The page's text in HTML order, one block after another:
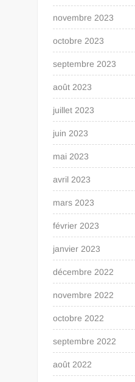
novembre 2023
octobre 2023
septembre 2023
août 2023
juillet 2023
juin 2023
mai 2023
avril 2023
mars 2023
février 2023
janvier 2023
décembre 2022
novembre 2022
octobre 2022
septembre 2022
août 2022